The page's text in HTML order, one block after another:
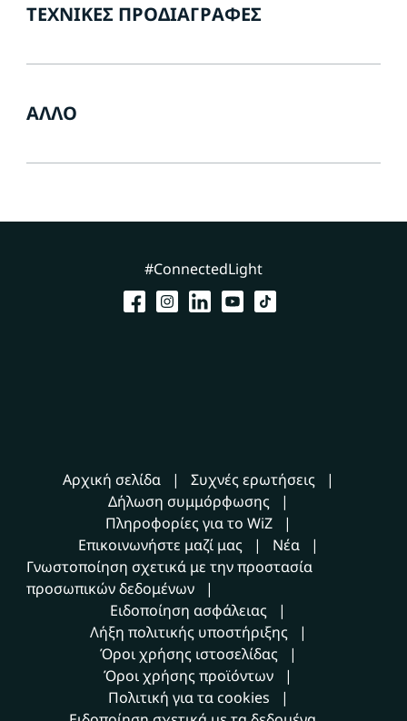
ΤΕΧΝΙΚΈΣ ΠΡΟΔΙΑΓΡΑΦΈΣ
ΆΛΛΟ
#ConnectedLight
Αρχική σελίδα
Συχνές ερωτήσεις
Δήλωση συμμόρφωσης
Πληροφορίες για το WiZ
Επικοινωνήστε μαζί μας
Νέα
Γνωστοποίηση σχετικά με την προστασία
προσωπικών δεδομένων
Ειδοποίηση ασφάλειας
Λήξη πολιτικής υποστήριξης
Όροι χρήσης ιστοσελίδας
Όροι χρήσης προϊόντων
Πολιτική για τα cookies